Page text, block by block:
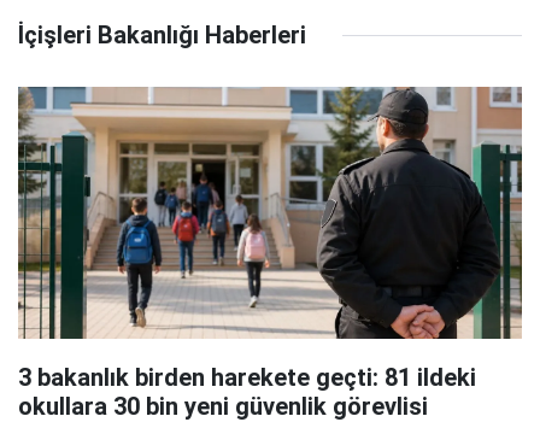
İçişleri Bakanlığı Haberleri
3 bakanlık birden harekete geçti: 81 ildeki
okullara 30 bin yeni güvenlik görevlisi